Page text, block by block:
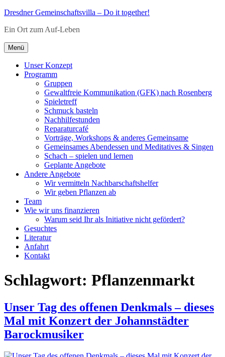
Zum
springen
Dresdner Gemeinschaftsvilla – Do it together!
Ein Ort zum Auf-Leben
Menü
Unser Konzept
Programm
Gruppen
Gewaltfreie Kommunikation (GFK) nach Rosenberg
Spieletreff
Schmuck basteln
Nachhilfestunden
Reparaturcafé
Vorträge, Workshops & anderes Gemeinsame
Gemeinsames Abendessen und Meditatives & Singen
Schach – spielen und lernen
Geplante Angebote
Andere Angebote
Wir vermitteln Nachbarschaftshelfer
Wir geben Pflanzen ab
Team
Wie wir uns finanzieren
Warum seid Ihr als Initiative nicht gefördert?
Gesuchtes
Literatur
Anfahrt
Kontakt
Schlagwort: Pflanzenmarkt
Unser Tag des offenen Denkmals – dieses
Mal mit Konzert der Johannstädter
Barockmusiker